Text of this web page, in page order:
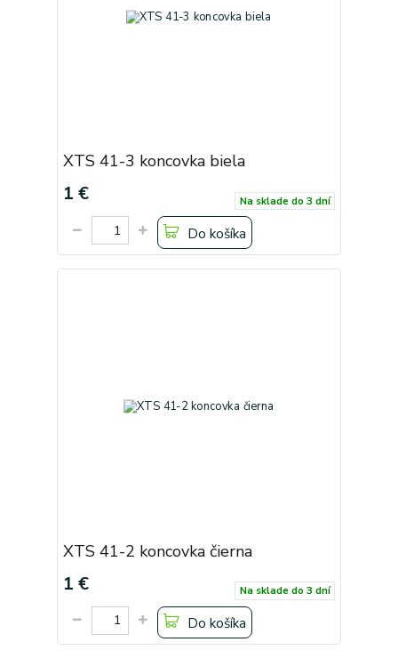
XTS 41-3 koncovka biela
1 € Na sklade do 3 dní
Do košíka
XTS 41-2 koncovka čierna
1 € Na sklade do 3 dní
Do košíka